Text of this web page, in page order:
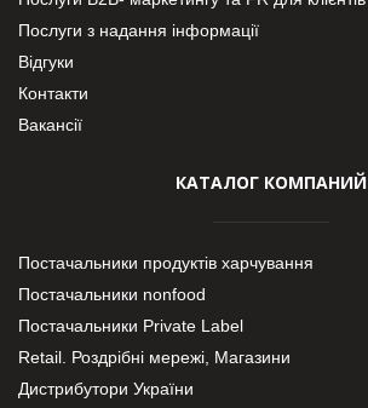
Послуги з надання інформації
Відгуки
Контакти
Вакансії
КАТАЛОГ КОМПАНИЙ
Постачальники продуктів харчування
Постачальники nonfood
Постачальники Private Label
Retail. Роздрібні мережі, Магазини
Дистрибутори України